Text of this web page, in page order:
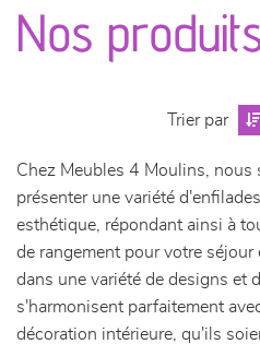
séjours
meubles de complément
chambres et dressing
literie
décoration
Nos
Trier par
Chez Meubles 4 Moulins, nous
présenter une variété
esthétique, répondant ainsi à
de rangement pour votre
dans une variété de designs et
s'harmonisent parfaitement
décoration intérieure, qu'ils